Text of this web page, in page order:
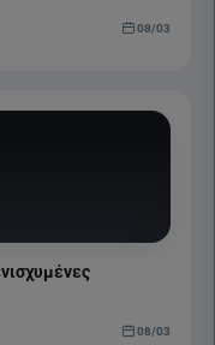
08/03
08/03